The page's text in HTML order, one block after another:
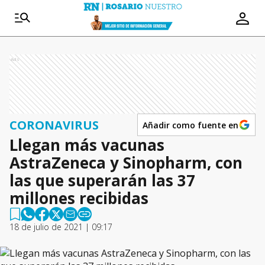
Ads
CORONAVIRUS Añadir como fuente en
Llegan más vacunas
AstraZeneca y Sinopharm, con
las que superarán las 37
millones recibidas
18 de julio de 2021 | 09:17